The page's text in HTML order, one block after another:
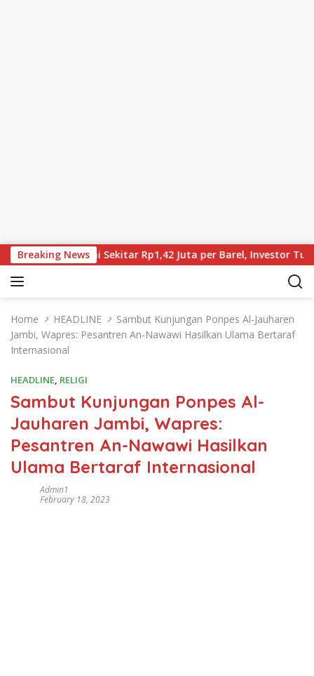
Breaking News
Brent Kini Sekitar Rp1,42 Juta per Barel, Investor Tunggu
Home HEADLINE
Sambut Kunjungan Ponpes Al-Jauharen
Jambi, Wapres: Pesantren An-Nawawi Hasilkan Ulama Bertaraf
Internasional
HEADLINE, RELIGI
Sambut Kunjungan Ponpes Al-
Jauharen Jambi, Wapres:
Pesantren An-Nawawi Hasilkan
Ulama Bertaraf Internasional
Admin1
February 18, 2023